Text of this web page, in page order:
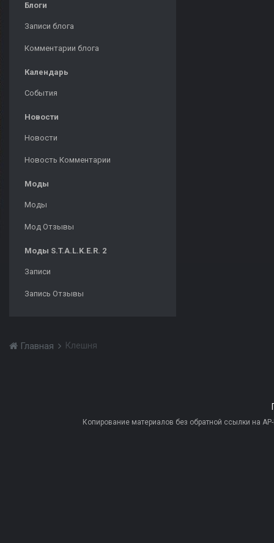
Блоги
Записи блога
Комментарии блога
Календарь
События
Новости
Новости
Новость Комментарии
Моды
Моды
Мод Отзывы
Моды S.T.A.L.K.E.R. 2
Записи
Запись Отзывы
Главная Клешня
Копирование материалов без обратной ссылки на